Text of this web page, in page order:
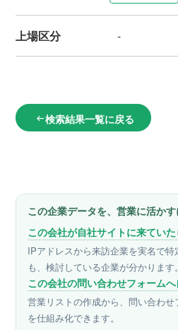
上場区分 -
arrow_left_alt検索結果一覧に戻る
この企業データを、営業に活か
この会社が自社サイトに来てい
IPアドレスから来訪企業を実名で
も、検討している企業が分かります。
この会社の問い合わせフォーム
営業リストの作成から、問い合わ
を仕組み化できます。